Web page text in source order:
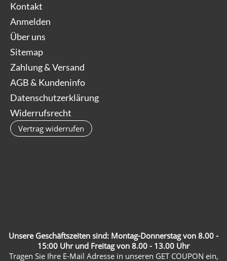
Kontakt
Anmelden
Über uns
Sitemap
Zahlung & Versand
AGB & Kundeninfo
Datenschutzerklärung
Widerrufsrecht
Vertrag widerrufen
Unsere Geschäftszeiten sind: Montag-Donnerstag von 8.00 -
15:00 Uhr und Freitag von 8.00 - 13.00 Uhr
Tragen Sie Ihre E-Mail Adresse in unseren GET COUPON ein,